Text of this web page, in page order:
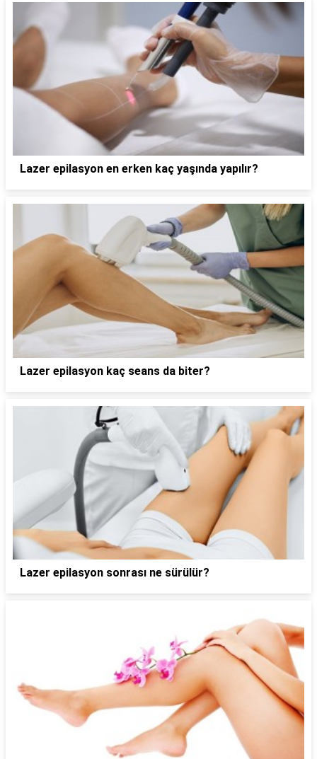
Lazer epilasyon en erken kaç yaşında yapılır?
Lazer epilasyon kaç seans da biter?
Lazer epilasyon sonrası ne sürülür?